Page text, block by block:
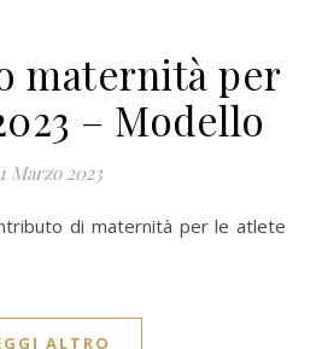
maternità per
– Modello
Marzo 2023
ALTRO